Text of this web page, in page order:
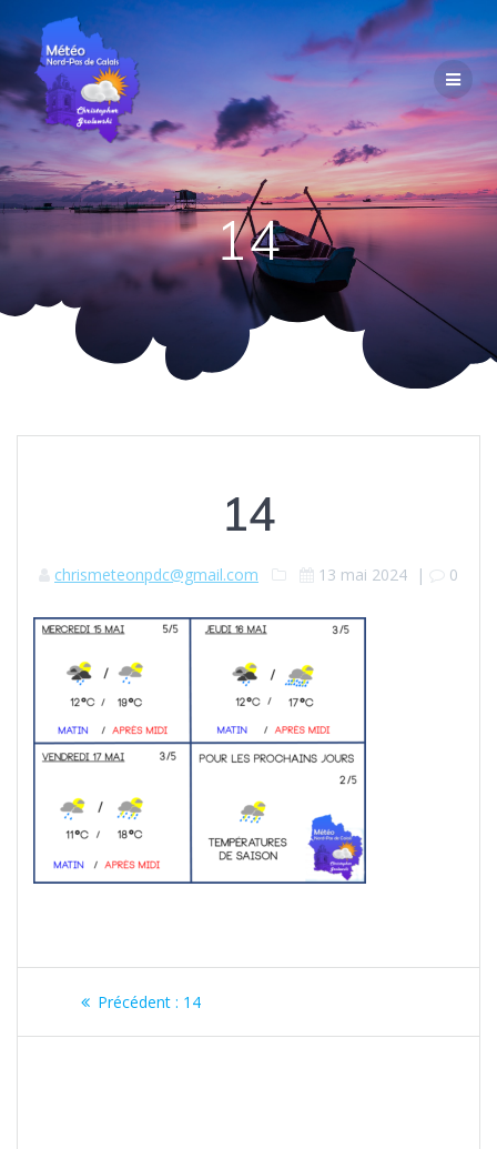
Passer
au
contenu
14
14
chrismeteonpdc@gmail.com 13 mai 2024 | 0
Navigation
de
Précédent : Article
14